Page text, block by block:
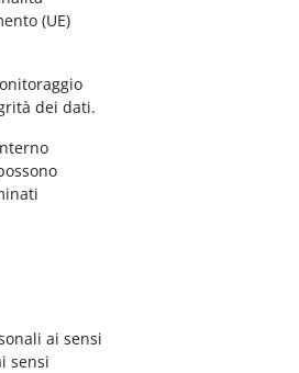
(UE)
dei dati.
ai sensi
sensi